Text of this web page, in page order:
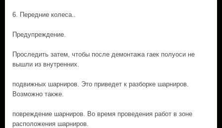
6. Передние колеса..
Предупреждение.
Проследить затем, чтобы после демонтажа гаек полуоси не
вышли из внутренних.
подвижных шарниров. Это приведет к разборке шарниров.
Возможно также.
повреждение шарниров. Во время проведения работ в зоне
расположения шарниров.